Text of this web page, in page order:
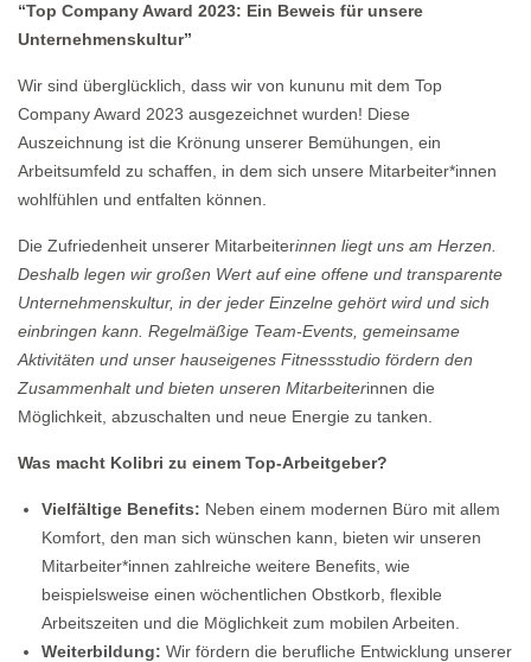
“Top Company Award 2023: Ein Beweis für unsere
Unternehmenskultur”
Wir sind überglücklich, dass wir von kununu mit dem Top
Company Award 2023 ausgezeichnet wurden! Diese
Auszeichnung ist die Krönung unserer Bemühungen, ein
Arbeitsumfeld zu schaffen, in dem sich unsere Mitarbeiter*innen
wohlfühlen und entfalten können.
Die Zufriedenheit unserer Mitarbeiterinnen liegt uns am Herzen.
Deshalb legen wir großen Wert auf eine offene und transparente
Unternehmenskultur, in der jeder Einzelne gehört wird und sich
einbringen kann. Regelmäßige Team-Events, gemeinsame
Aktivitäten und unser hauseigenes Fitnessstudio fördern den
Zusammenhalt und bieten unseren Mitarbeiterinnen die
Möglichkeit, abzuschalten und neue Energie zu tanken.
Was macht Kolibri zu einem Top-Arbeitgeber?
Vielfältige Benefits: Neben einem modernen Büro mit allem
Komfort, den man sich wünschen kann, bieten wir unseren
Mitarbeiter*innen zahlreiche weitere Benefits, wie
beispielsweise einen wöchentlichen Obstkorb, flexible
Arbeitszeiten und die Möglichkeit zum mobilen Arbeiten.
Weiterbildung: Wir fördern die berufliche Entwicklung unserer